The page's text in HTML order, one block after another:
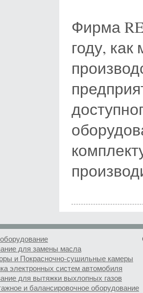
Фирма
году,
для замены масла
и Покрасночно-сушильные камеры
электронных систем автомобиля
для вытяжки выхлопных газов
и балансировочное оборудование